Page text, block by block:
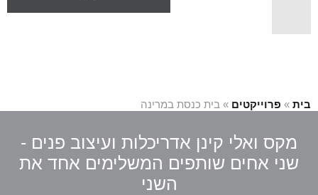
בית » פרוייקטים » בית כנסת במרינה
מקס ואלי קינן אדריכלות ועיצוב פנים -
שני אחים שותפים המשלימים אחד את
השני